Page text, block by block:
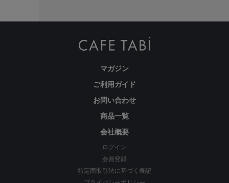
マガジン
ご利用ガイド
お問い合わせ
商品一覧
会社概要
ログイン
会員登録
特定商取引法に基づく表記